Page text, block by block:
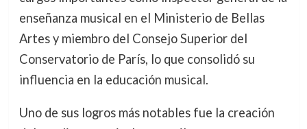
enseñanza musical en el Ministerio de Bellas
Artes y miembro del Consejo Superior del
Conservatorio de París, lo que consolidó su
influencia en la educación musical.
Uno de sus logros más notables fue la creación